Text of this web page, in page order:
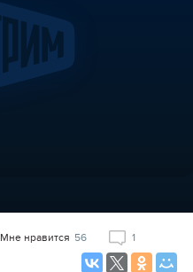
Мне нравится 56 1